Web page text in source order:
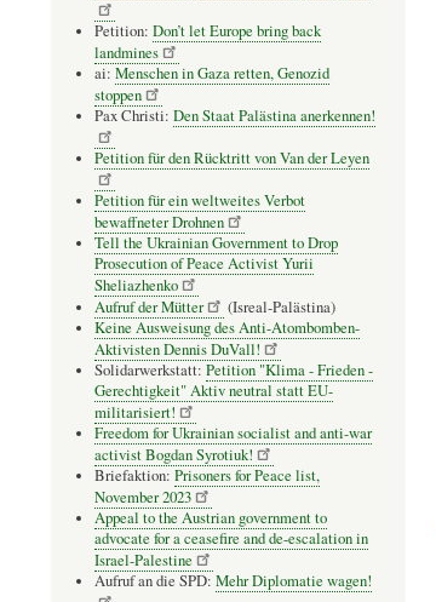
Petition: Don’t let Europe bring back
landmines
ai: Menschen in Gaza retten, Genozid
stoppen
Pax Christi: Den Staat Palästina anerkennen!
Petition für den Rücktritt von Van der Leyen
Petition für ein weltweites Verbot
bewaffneter Drohnen
Tell the Ukrainian Government to Drop
Prosecution of Peace Activist Yurii
Sheliazhenko
Aufruf der Mütter
(Isreal-Palästina)
Keine Ausweisung des Anti-Atombomben-
Aktivisten Dennis DuVall!
Solidarwerkstatt: Petition "Klima - Frieden -
Gerechtigkeit" Aktiv neutral statt EU-
militarisiert!
Freedom for Ukrainian socialist and anti-war
activist Bogdan Syrotiuk!
Briefaktion: Prisoners for Peace list,
November 2023
Appeal to the Austrian government to
advocate for a ceasefire and de-escalation in
Israel-Palestine
Aufruf an die SPD: Mehr Diplomatie wagen!